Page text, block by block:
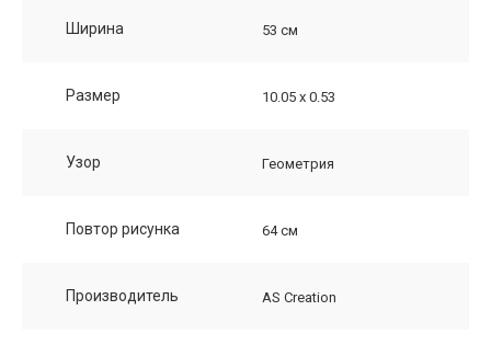
Ширина 53 см
Размер 10.05 х 0.53
Узор Геометрия
Повтор рисунка 64 см
Производитель AS Creation